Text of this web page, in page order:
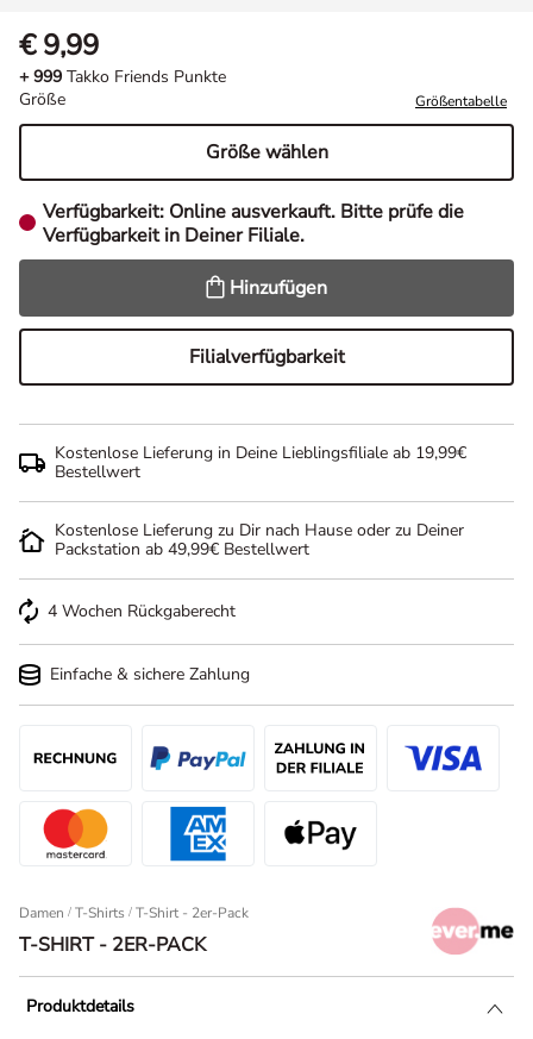
€ 9,99
+ 999 Takko Friends Punkte
Größe
Größentabelle
Größe wählen
Verfügbarkeit: Online ausverkauft. Bitte prüfe die
Verfügbarkeit in Deiner Filiale.
Hinzufügen
Filialverfügbarkeit
Kostenlose Lieferung in Deine Lieblingsfiliale ab 19,99€
Bestellwert
Kostenlose Lieferung zu Dir nach Hause oder zu Deiner
Packstation ab 49,99€ Bestellwert
4 Wochen Rückgaberecht
Einfache & sichere Zahlung
Damen / T-Shirts T-Shirt - 2er-Pack
T-SHIRT - 2ER-PACK
Produktdetails